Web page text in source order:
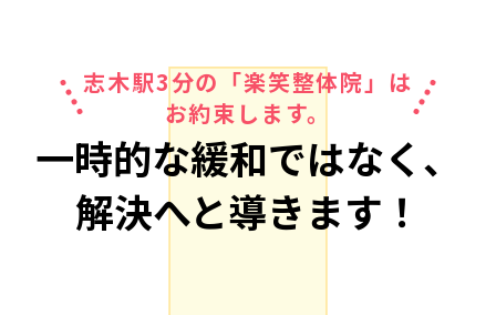
志木駅3分の「楽笑整体院」は
お約束します。
一時的な緩和ではなく、
解決へと導きます！